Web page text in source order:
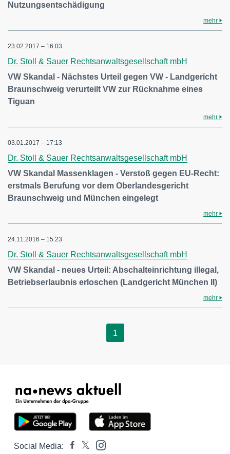
Nutzungsentschädigung
mehr
23.02.2017 – 16:03
Dr. Stoll & Sauer Rechtsanwaltsgesellschaft mbH
VW Skandal - Nächstes Urteil gegen VW - Landgericht
Braunschweig verurteilt VW zur Rücknahme eines
Tiguan
mehr
03.01.2017 – 17:13
Dr. Stoll & Sauer Rechtsanwaltsgesellschaft mbH
VW Skandal Massenklagen - Verstoß gegen EU-Recht:
erstmals Berufung vor dem Oberlandesgericht
Braunschweig und München eingelegt
mehr
24.11.2016 – 15:23
Dr. Stoll & Sauer Rechtsanwaltsgesellschaft mbH
VW Skandal - neues Urteil: Abschalteinrichtung illegal,
Betriebserlaubnis erloschen (Landgericht München II)
mehr
1
Social Media: